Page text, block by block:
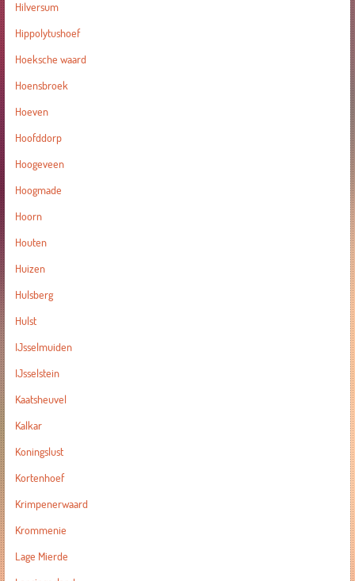
Hilversum
Hippolytushoef
Hoeksche waard
Hoensbroek
Hoeven
Hoofddorp
Hoogeveen
Hoogmade
Hoorn
Houten
Huizen
Hulsberg
Hulst
IJsselmuiden
IJsselstein
Kaatsheuvel
Kalkar
Koningslust
Kortenhoef
Krimpenerwaard
Krommenie
Lage Mierde